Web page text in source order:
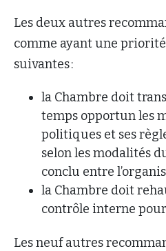
Les deux autres
comme ayant une
suivantes :
la Chambre doit
temps opportun les
politiques et ses
selon les modalités
conclu entre
la Chambre doit
contrôle interne
Les neuf autres